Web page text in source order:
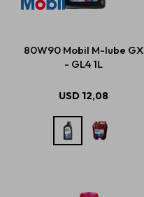
80W90 Mobil M-lube GX
- GL4 1L
USD 12,08